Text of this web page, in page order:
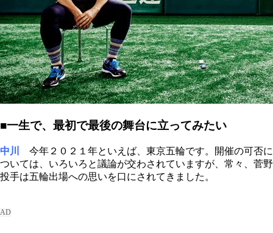
■一生で、最初で最後の舞台に立ってみたい
中川
今年２０２１年といえば、東京五輪です。開催の可否に
ついては、いろいろと議論が交わされていますが、常々、菅野
投手は五輪出場への思いを口にされてきました。